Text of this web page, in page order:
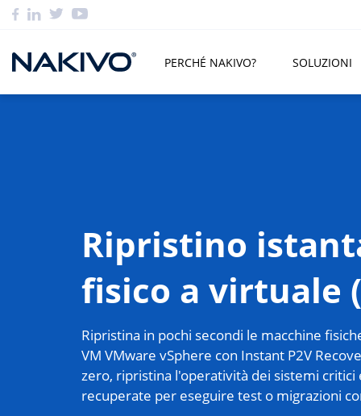
PERCHÉ NAKIVO? SOLUZIONI
Ripristino
fisico a virtuale
Ripristina in pochi secondi le macchine
VM VMware vSphere con Instant P2V
zero, ripristina l'operatività dei sistemi critici
recuperate per eseguire test o migrazioni